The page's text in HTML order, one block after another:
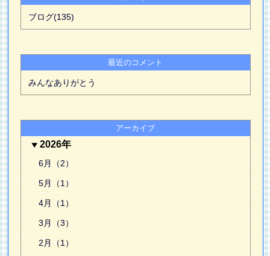
ブログ(135)
最近のコメント
みんなありがとう
アーカイブ
2026年
6月（2）
5月（1）
4月（1）
3月（3）
2月（1）